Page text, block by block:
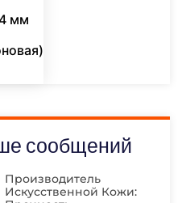
мм
сообщений
Производитель
Искусственной Кожи: